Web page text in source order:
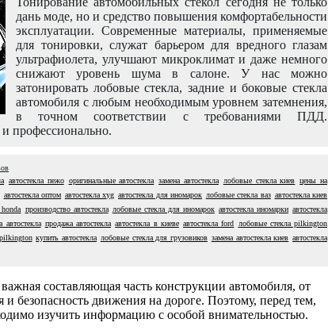
дань моде, но и средство повышения комфортабельности
эксплуатации. Современные материалы, применяемые
для тонировки, служат барьером для вредного глазам
ультрафиолета, улучшают микроклимат и даже немного
снижают уровень шума в салоне. У нас можно
затонировать лобовые стекла, задние и боковые стекла
автомобиля с любым необходимым уровнем затемнения,
в точном соответствии с требованиями ПДД.
профессионально.
автостекла пежо оригинальные автостекла замена автостекла лобовые стекла киев цены на
автостекла оптом автостекла xyg автостекла для иномарок лобовые стекла ваз автостекла киев
honda производство автостекла лобовые стекла для иномарок автостекла иномарки автостекла
автостекла продажа автостекла автостекла в киеве автостекла ford
лобовые стекла pilkington
pilkington купить автостекла лобовые стекла для грузовиков замена автостекла киев автостекла
составляющая часть конструкции автомобиля, от
и безопасность движения на дороге. Поэтому, перед тем,
изучить информацию с особой внимательностью.